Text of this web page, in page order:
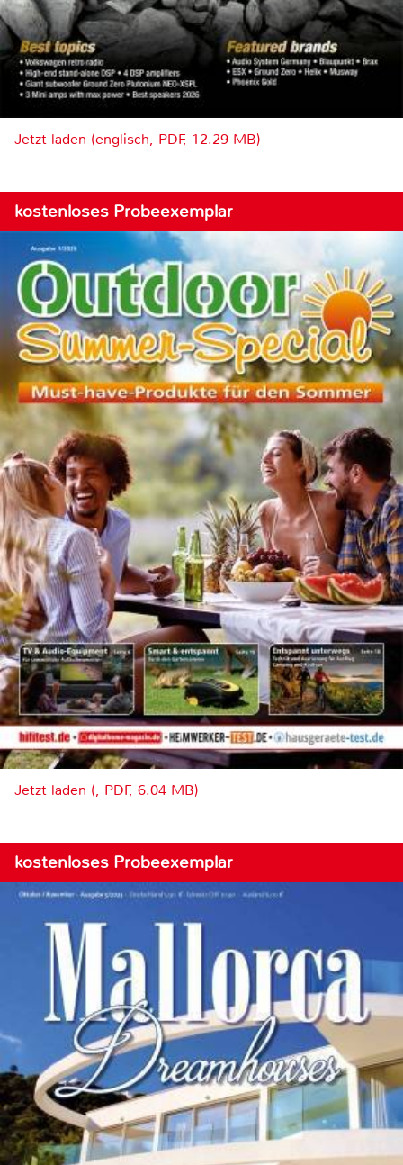
Jetzt laden (englisch, PDF, 12.29 MB)
kostenloses Probeexemplar
Jetzt laden (, PDF, 6.04 MB)
kostenloses Probeexemplar